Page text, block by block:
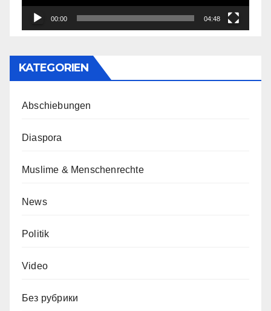
00:00 04:48
KATEGORIEN
Abschiebungen
Diaspora
Muslime & Menschenrechte
News
Politik
Video
Без рубрики